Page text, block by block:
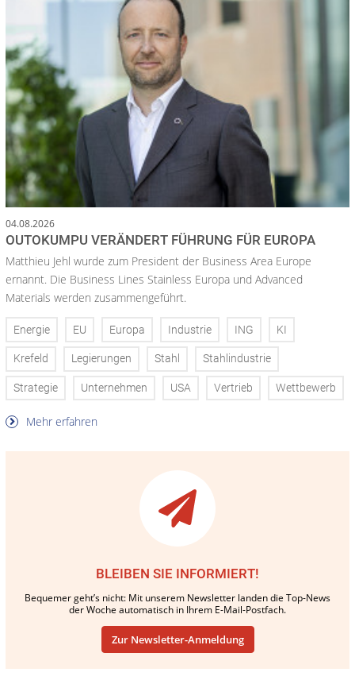
04.08.2026
OUTOKUMPU VERÄNDERT FÜHRUNG FÜR EUROPA
Matthieu Jehl wurde zum President der Business Area Europe
ernannt. Die Business Lines Stainless Europa und Advanced
Materials werden zusammengeführt.
Energie EU Europa Industrie ING KI
Krefeld Legierungen Stahl Stahlindustrie
Strategie Unternehmen USA Vertrieb Wettbewerb
Mehr erfahren
BLEIBEN SIE INFORMIERT!
Bequemer geht’s nicht: Mit unserem Newsletter landen die Top-News
der Woche automatisch in Ihrem E-Mail-Postfach.
Zur Newsletter-Anmeldung